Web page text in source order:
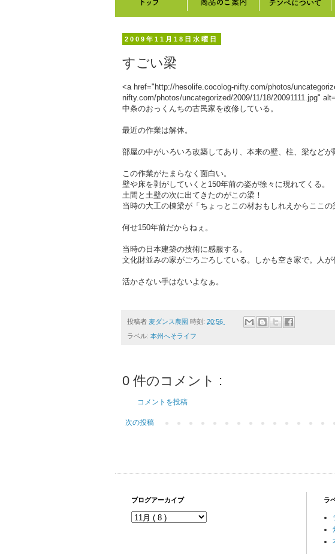
2009年11月18日水曜日
すごい梁
<a href="http://hesolife.cocolog-nifty.com/photos/
nifty.com/photos/uncategorized/2009/11/18/20091111.jpg"
中条のおっくんちの古民家を改修している。
最近の作業は解体。
部屋の中がいろいろ改築してあり、本来の壁、柱、梁など
この作業がたまらなく面白い。
壁や床を剥がしていくと150年前の姿が徐々に現れてくる。
土間と土壁の次に出てきたのがこの梁！
当時の大工の棟梁が「ちょっとこの材おもしれえからここ
何せ150年前だからねぇ。
当時の日本建築の技術に感服する。
文化財並みの家がごろごろしている。しかも空き家で。人
活かさない手はないよなぁ。
投稿者 麦ダンス農園 時刻: 20:56
ラベル: 本州へそライフ
0 件のコメント :
コメントを投稿
次の投稿
ブログアーカイブ ラ